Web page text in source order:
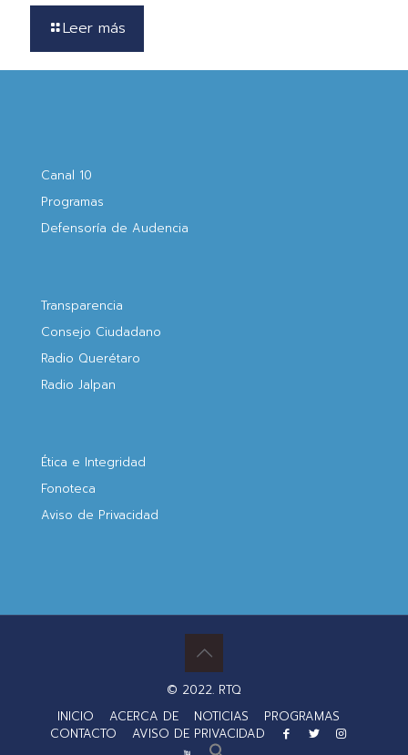
Leer más
Canal 10
Programas
Defensoría de Audencia
Transparencia
Consejo Ciudadano
Radio Querétaro
Radio Jalpan
Ética e Integridad
Fonoteca
Aviso de Privacidad
© 2022. RTQ
INICIO
ACERCA DE NOTICIAS
PROGRAMAS
CONTACTO
AVISO DE PRIVACIDAD